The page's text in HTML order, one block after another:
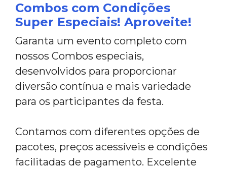
Combos com Condições
Super Especiais! Aproveite!
Garanta um evento completo com
nossos Combos especiais,
desenvolvidos para proporcionar
diversão contínua e mais variedade
para os participantes da festa.
Contamos com diferentes opções de
pacotes, preços acessíveis e condições
facilitadas de pagamento. Excelente